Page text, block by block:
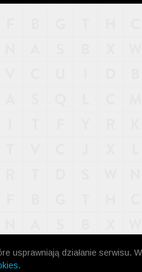
usprawniają działanie serwisu.
.